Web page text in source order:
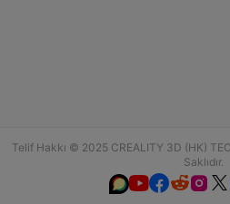
Telif Hakkı © 2025 CREALITY 3D (HK)
Saklıdır.
 